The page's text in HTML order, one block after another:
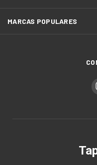
MARCAS POPULARES